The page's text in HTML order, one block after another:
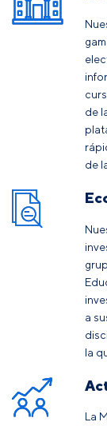
de
de
a
la
La